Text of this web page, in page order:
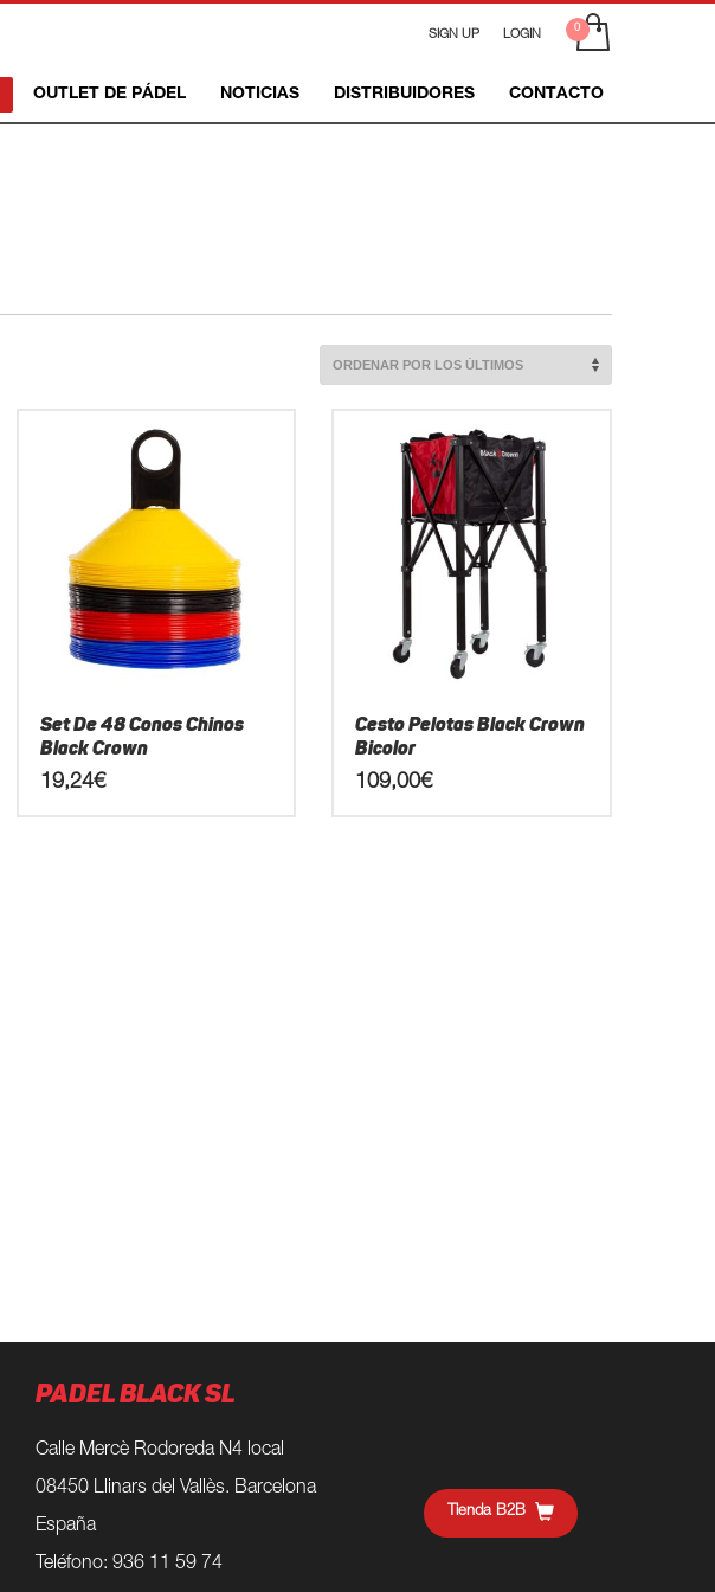
SIGN UP LOGIN
OUTLET DE PÁDEL NOTICIAS DISTRIBUIDORES CONTACTO
Set De 48 Conos Chinos
Black Crown
19,24€
Cesto Pelotas Black Crown
Bicolor
109,00€
PADEL BLACK SL
Calle Mercè Rodoreda N4 local
08450 Llinars del Vallès. Barcelona
España
Teléfono: 936 11 59 74
Tienda B2B